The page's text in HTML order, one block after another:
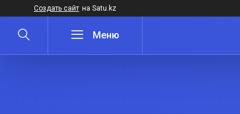
Создать сайт на Satu.kz